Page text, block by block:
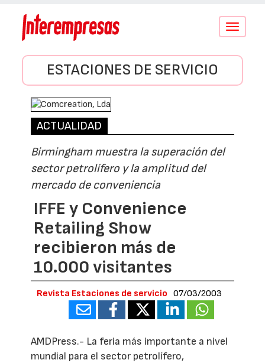
Conmutar
ESTACIONES DE SERVICIO
ACTUALIDAD
Birmingham muestra la superación del
sector petrolífero y la amplitud del
mercado de conveniencia
IFFE y Convenience
Retailing Show
recibieron más de
10.000 visitantes
Revista Estaciones de servicio 07/03/2003
AMDPress.- La feria más importante a nivel
mundial para el sector petrolífero,